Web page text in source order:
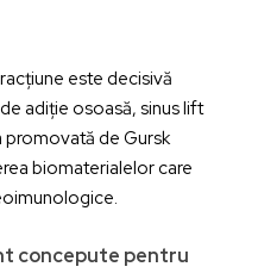
este decisivă
adiție osoasă, sinus lift
de Gursk
biomaterialelor care
concepute pentru